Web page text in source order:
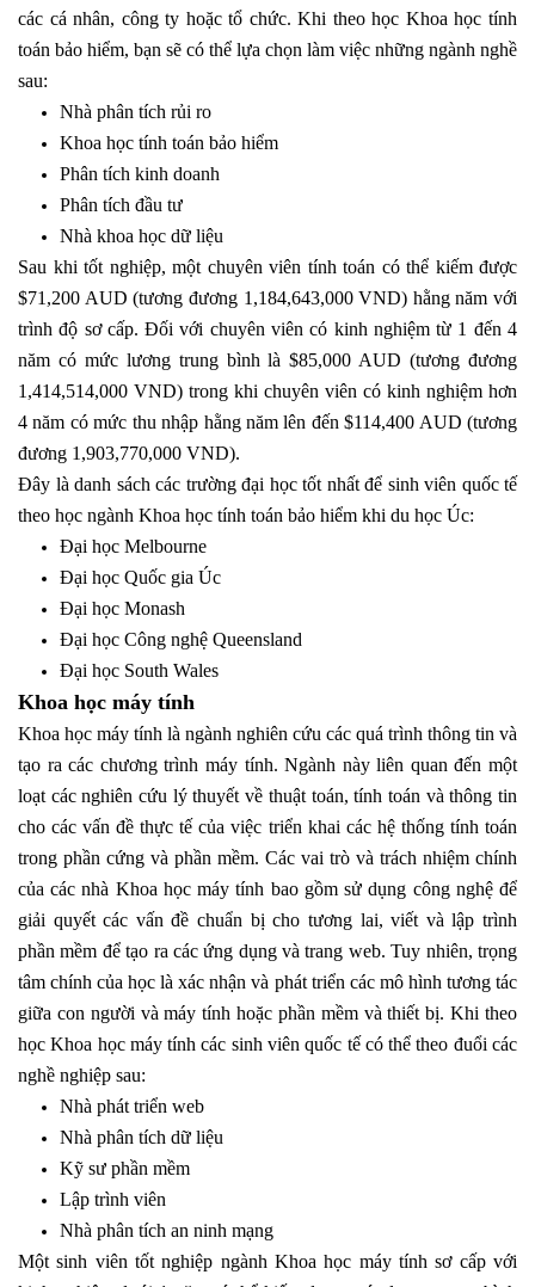
các cá nhân, công ty hoặc tổ chức. Khi theo học Khoa học tính
toán bảo hiểm, bạn sẽ có thể lựa chọn làm việc những ngành nghề
sau:
Nhà phân tích rủi ro
Khoa học tính toán bảo hiểm
Phân tích kinh doanh
Phân tích đầu tư
Nhà khoa học dữ liệu
Sau khi tốt nghiệp, một chuyên viên tính toán có thể kiếm được
$71,200 AUD (tương đương 1,184,643,000 VND) hằng năm với
trình độ sơ cấp. Đối với chuyên viên có kinh nghiệm từ 1 đến 4
năm có mức lương trung bình là $85,000 AUD (tương đương
1,414,514,000 VND) trong khi chuyên viên có kinh nghiệm hơn
4 năm có mức thu nhập hằng năm lên đến $114,400 AUD (tương
đương 1,903,770,000 VND).
Đây là danh sách các trường đại học tốt nhất để sinh viên quốc tế
theo học ngành Khoa học tính toán bảo hiểm khi du học Úc:
Đại học Melbourne
Đại học Quốc gia Úc
Đại học Monash
Đại học Công nghệ Queensland
Đại học South Wales
Khoa học máy tính
Khoa học máy tính là ngành nghiên cứu các quá trình thông tin và
tạo ra các chương trình máy tính. Ngành này liên quan đến một
loạt các nghiên cứu lý thuyết về thuật toán, tính toán và thông tin
cho các vấn đề thực tế của việc triển khai các hệ thống tính toán
trong phần cứng và phần mềm. Các vai trò và trách nhiệm chính
của các nhà Khoa học máy tính bao gồm sử dụng công nghệ để
giải quyết các vấn đề chuẩn bị cho tương lai, viết và lập trình
phần mềm để tạo ra các ứng dụng và trang web. Tuy nhiên, trọng
tâm chính của học là xác nhận và phát triển các mô hình tương tác
giữa con người và máy tính hoặc phần mềm và thiết bị. Khi theo
học Khoa học máy tính các sinh viên quốc tế có thể theo đuổi các
nghề nghiệp sau:
Nhà phát triển web
Nhà phân tích dữ liệu
Kỹ sư phần mềm
Lập trình viên
Nhà phân tích an ninh mạng
Một sinh viên tốt nghiệp ngành Khoa học máy tính sơ cấp với